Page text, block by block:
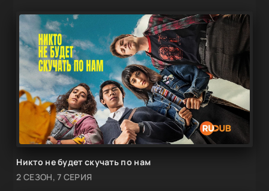
Никто не будет скучать по нам
2 СЕЗОН, 7 СЕРИЯ